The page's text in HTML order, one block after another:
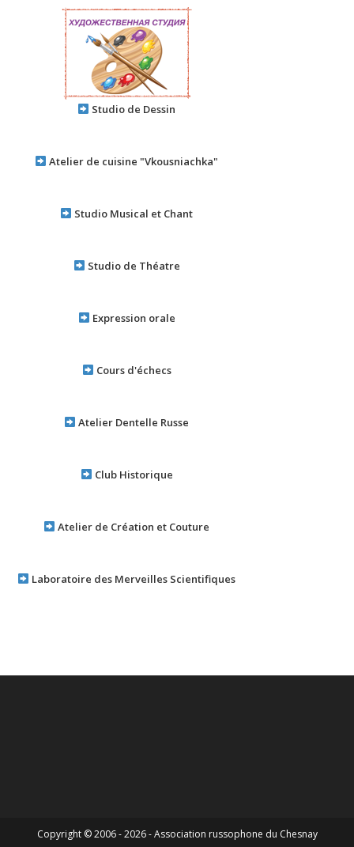
Studio de Dessin
Atelier de cuisine "Vkousniachka"
Studio Musical et Chant
Studio de Théatre
Expression orale
Cours d'échecs
Atelier Dentelle Russe
Club Historique
Atelier de Création et Couture
Laboratoire des Merveilles Scientifiques
Copyright © 2006 - 2026 - Association russophone du Chesnay